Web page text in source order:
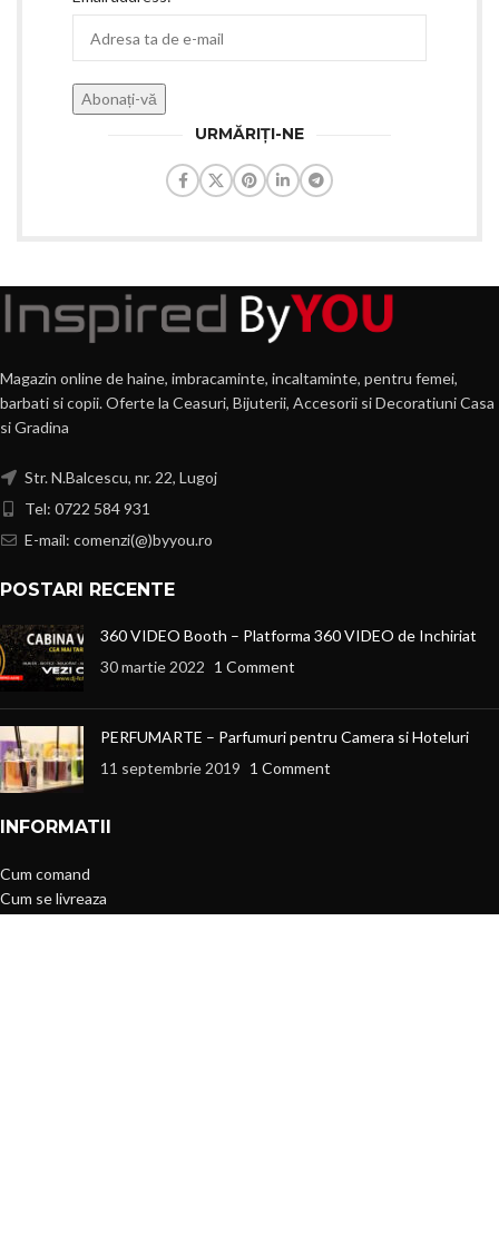
URMĂRIȚI-NE
Magazin online de haine, imbracaminte, incaltaminte, pentru femei,
barbati si copii. Oferte la Ceasuri, Bijuterii, Accesorii si Decoratiuni Casa
si Gradina
Str. N.Balcescu, nr. 22, Lugoj
Tel: 0722 584 931
E-mail: comenzi(@)byyou.ro
POSTARI RECENTE
360 VIDEO Booth – Platforma 360 VIDEO de Inchiriat
30 martie 2022 1 Comment
PERFUMARTE – Parfumuri pentru Camera si Hoteluri
11 septembrie 2019 1 Comment
INFORMATII
Cum comand
Cum se livreaza